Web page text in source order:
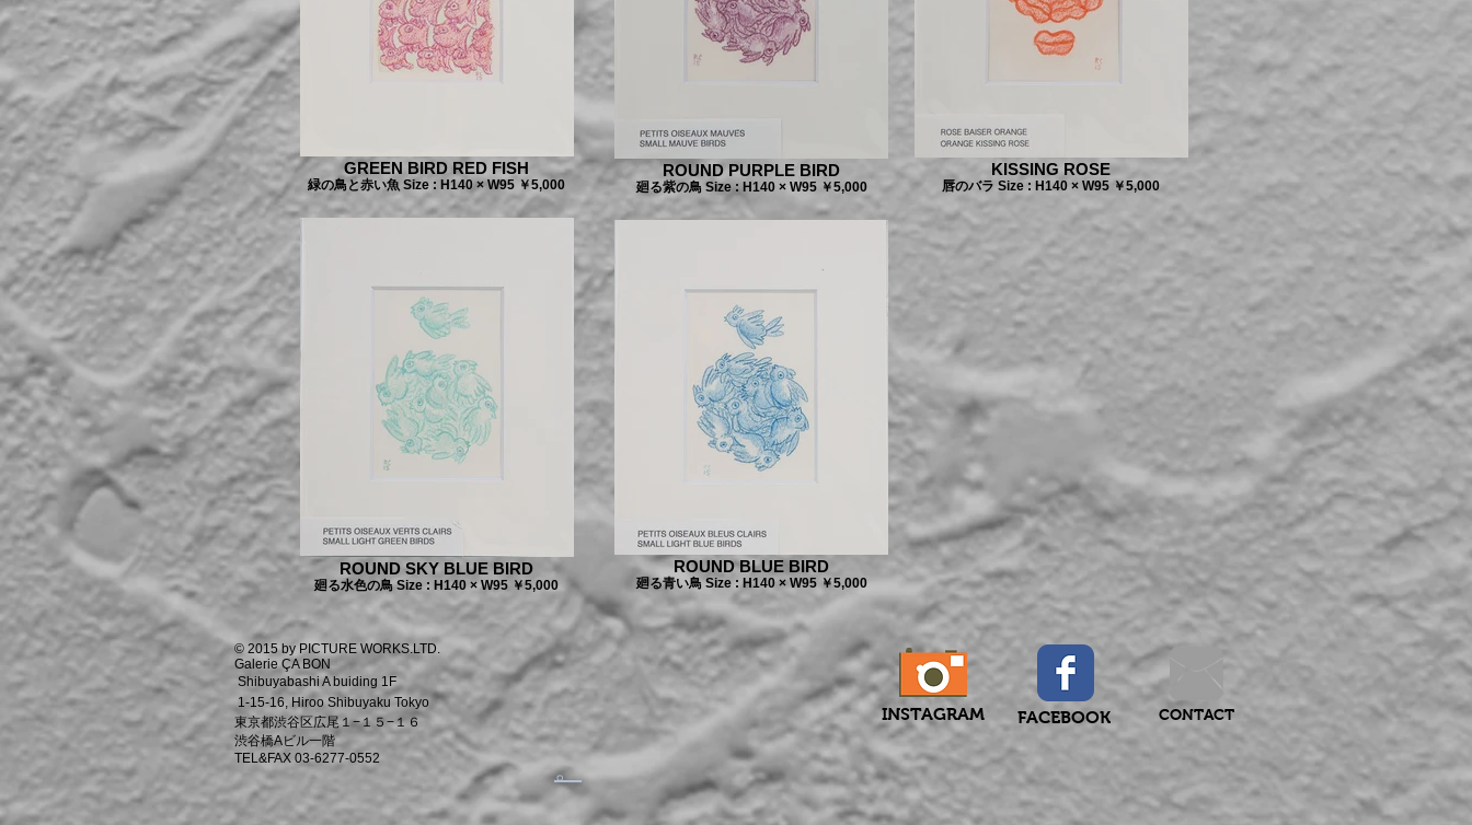
GREEN BIRD RED FISH
緑の鳥と赤い魚 Size : H140 × W95 ￥5,000
ROUND PURPLE BIRD
廻る紫の鳥 Size : H140 × W95 ￥5,000
KISSING ROSE
唇のバラ Size : H140 × W95 ￥5,000
ROUND SKY BLUE BIRD
廻る水色の鳥 Size : H140 × W95 ￥5,000
ROUND BLUE BIRD
廻る青い鳥 Size : H140 × W95 ￥5,000
© 2015 by PICTURE WORKS.LTD.
Galerie ÇA BON
Shibuyabashi A buiding 1F
1-15-16, Hiroo Shibuyaku Tokyo
東京都渋谷区広尾１−１５−１６
渋谷橋Aビル一階
TEL&FAX 03-6277-0552
​。
FACEBOOK CONTACT
INSTAGRAM